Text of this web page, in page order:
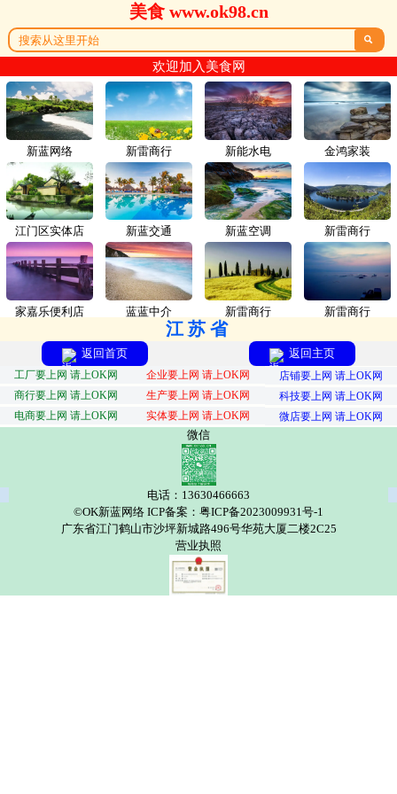
美食 www.ok98.cn

欢迎加入美食网
新蓝网络 新雷商行
江门区实体店 新蓝交通
家嘉乐便利店 蓝蓝中介
新能水电 金鸿家装
新蓝空调 新雷商行
新雷商行 新雷商行
江苏省
返回首页 返回主页
工厂要上网 请上OK网 企业要上网 请上OK网
店铺要上网 请上OK网
商行要上网 请上OK网
生产要上网 请上OK网
科技要上网 请上OK网
电商要上网 请上OK网
实体要上网 请上OK网 微店要上网 请上OK网
微信
电话：13630466663
©OK新蓝网络 ICP备案：粤ICP备2023009931号-1
广东省江门鹤山市沙坪新城路496号华苑大厦二楼2C25
营业执照